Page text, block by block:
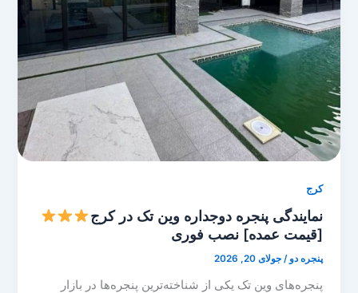
کرج
نمایندگی پنجره دوجداره وین تک در کرج
[قیمت عمده] نصب فوری
پنجره دو/جولای 20, 2026
پنجره‌های وین ‌تک یکی از شناخته‌ترین پنجره‌ها در بازار